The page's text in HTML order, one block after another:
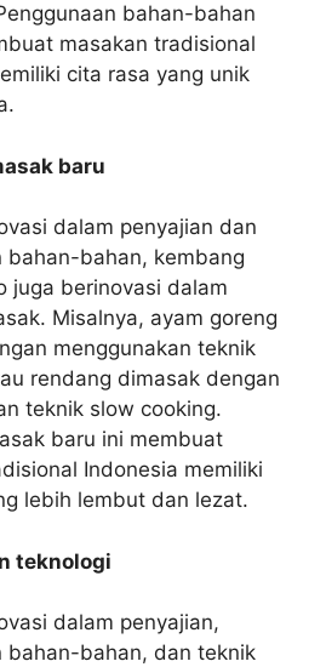
bahan-bahan
masakan tradisional
cita rasa yang unik
baru
dalam penyajian dan
bahan-bahan, kembang
juga berinovasi dalam
Misalnya, ayam goreng
menggunakan teknik
rendang dimasak dengan
teknik slow cooking.
baru ini membuat
Indonesia memiliki
lebih lembut dan lezat.
teknologi
dalam penyajian,
bahan-bahan, dan teknik